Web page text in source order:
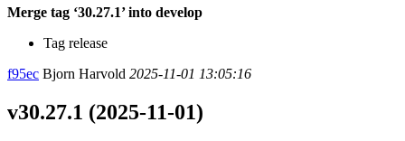
Merge tag ‘30.27.1’ into develop
Tag release
f95ec Bjorn Harvold 2025-11-01 13:05:16
v30.27.1 (2025-11-01)